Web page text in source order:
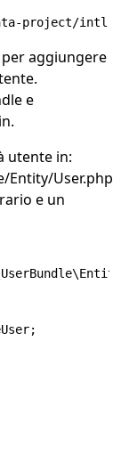
aggiungere
e
utente in:
Entity/User.php
e un